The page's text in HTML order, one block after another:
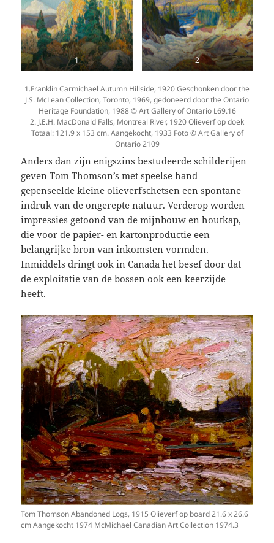
1 2
1.Franklin Carmichael Autumn Hillside, 1920 Geschonken door the
J.S. McLean Collection, Toronto, 1969, gedoneerd door the Ontario
Heritage Foundation, 1988 © Art Gallery of Ontario L69.16
2. J.E.H. MacDonald Falls, Montreal River, 1920 Olieverf op doek
Totaal: 121.9 x 153 cm. Aangekocht, 1933 Foto © Art Gallery of
Ontario 2109
Anders dan zijn enigszins bestudeerde schilderijen
geven Tom Thomson’s met speelse hand
gepenseelde kleine olieverfschetsen een spontane
indruk van de ongerepte natuur. Verderop worden
impressies getoond van de mijnbouw en houtkap,
die voor de papier- en kartonproductie een
belangrijke bron van inkomsten vormden.
Inmiddels dringt ook in Canada het besef door dat
de exploitatie van de bossen ook een keerzijde
heeft.
Tom Thomson Abandoned Logs, 1915 Olieverf op board 21.6 x 26.6
cm Aangekocht 1974 McMichael Canadian Art Collection 1974.3